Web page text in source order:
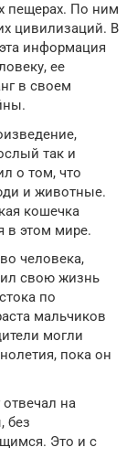
пещерах. По ним
цивилизаций. В
информация
ее
в своем
так и
о том, что
и животные.
кошечка
в этом мире.
человека,
свою жизнь
по
мальчиков
могли
пока он
на
без
Это и с